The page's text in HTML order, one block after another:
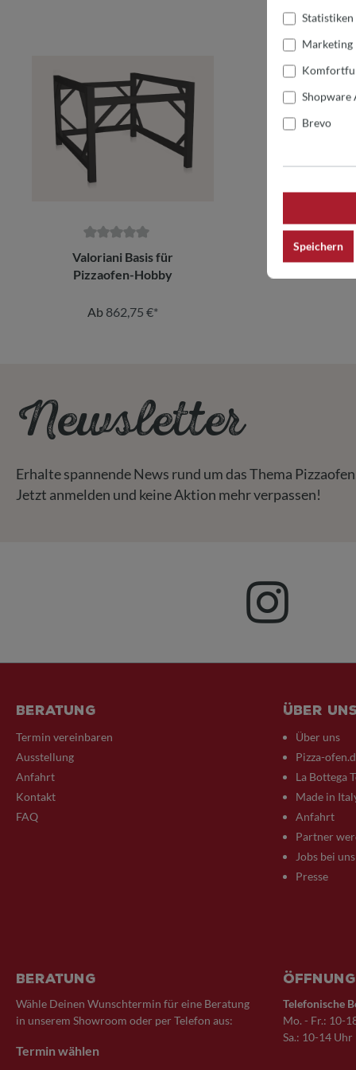
Durchschnittliche Bewertung von 0 von 5 Sternen
Valoriani Basis für
Pizzaofen-Hobby
Ab 862,75 €*
Newsletter
Erhalte spannende News rund um das Thema
Jetzt anmelden und keine Aktion mehr verpassen!
Beratung
Termin vereinbaren
Ausstellung
Anfahrt
Kontakt
FAQ
Über
Über uns
Pizza-
La Bottega
Made in
Anfahrt
Partner
Jobs bei uns
Presse
Beratung
Wähle Deinen Wunschtermin für eine Beratung
in unserem Showroom oder per Telefon aus:
Termin wählen
Telefonische
Mo. - Fr.: 10-
Sa.: 10-14 Uhr
Statistiken
Marketing
Shopware
Brevo
Speichern